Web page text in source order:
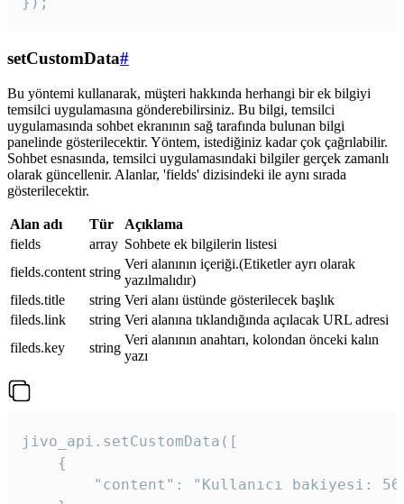
setCustomData#
Bu yöntemi kullanarak, müşteri hakkında herhangi bir ek bilgiyi
temsilci uygulamasına gönderebilirsiniz. Bu bilgi, temsilci
uygulamasında sohbet ekranının sağ tarafında bulunan bilgi
panelinde gösterilecektir. Yöntem, istediğiniz kadar çok çağrılabilir.
Sohbet esnasında, temsilci uygulamasındaki bilgiler gerçek zamanlı
olarak güncellenir. Alanlar, 'fields' dizisindeki ile aynı sırada
gösterilecektir.
Alan adı Tür
Açıklama
fields
array Sohbete ek bilgilerin listesi
fields.content string
Veri alanının içeriği.(Etiketler ayrı olarak
yazılmalıdır)
fileds.title
string Veri alanı üstünde gösterilecek başlık
fileds.link
string Veri alanına tıklandığında açılacak URL adresi
fileds.key
string
Veri alanının anahtarı, kolondan önceki kalın
yazı
jivo_api.setCustomData([
    {
"content": "Kullanıcı bakiyesi: